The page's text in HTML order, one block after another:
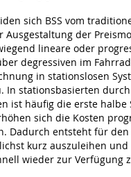
sich BSS vom
Ausgestaltung der
lineare oder
degressiven im
in stationslosen
In stationsbasierten
ist häufig die erste halbe
sich die Kosten
Dadurch entsteht für
kurz auszuleihen und
wieder zur Verfügung